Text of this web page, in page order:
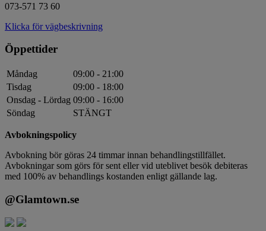
073-571 73 60
Klicka för vägbeskrivning
Öppettider
Måndag
09:00 - 21:00
Tisdag
09:00 - 18:00
Onsdag - Lördag 09:00 - 16:00
Söndag
STÄNGT
Avbokningspolicy
Avbokning bör göras 24 timmar innan behandlingstillfället.
Avbokningar som görs för sent eller vid uteblivet besök debiteras
med 100% av behandlings kostanden enligt gällande lag.
@Glamtown.se